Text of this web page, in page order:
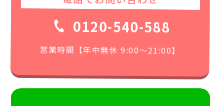
0120-540-588
営業時間【年中無休 9:00〜21:00】